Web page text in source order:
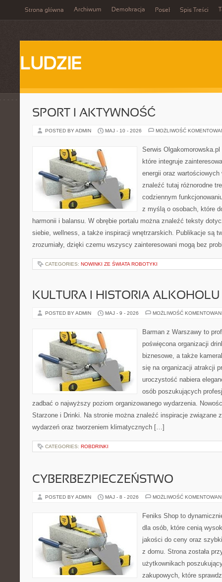
Strona główna Archiwum Demokracja Poseł Spis Treści
LUDZIE
SPORT I AKTYWNOŚĆ
POSTED BY ADMIN MAJ - 10 - 2026 MOŻLIWOŚĆ
Serwis
które integruje
energii oraz
znaleźć tutaj różnorodne
codziennym
z myślą o osobach, które
harmonii i balansu. W obrębie portalu można znaleźć teksty
siebie, wellness, a także inspiracji wnętrzarskich. Publikacje są
zrozumiały, dzięki czemu wszyscy zainteresowani mogą bez
CATEGORIES: NOWINKI ZE ŚWIATA ROBOTYKI
KULTURA I HISTORIA ALKOHOLU
POSTED BY ADMIN MAJ - 9 - 2026 MOŻLIWOŚĆ
Barman z Warszawy to
poświęcona organizacji
biznesowe, a także
się na organizacji atrakcji
uroczystość nabiera
osób poszukujących
zadbać o najwyższy poziom organizowanego wydarzenia.
Starzone i Drinki. Na stronie można znaleźć inspiracje związane
wydarzeń oraz tworzeniem klimatycznych […]
CATEGORIES: ROBDRINKI
CYBERBEZPIECZEŃSTWO
POSTED BY ADMIN MAJ - 8 - 2026 MOŻLIWOŚĆ
Feniks Shop to
dla osób, które cenią
jakości do ceny oraz
z domu. Strona została
użytkownikach
zakupowych, które